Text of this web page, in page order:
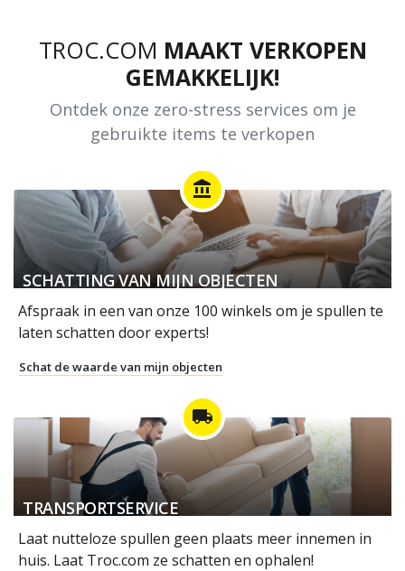
TROC.COM MAAKT VERKOPEN
GEMAKKELIJK!
Ontdek onze zero-stress services om je
gebruikte items te verkopen
account_balance
SCHATTING VAN MIJN OBJECTEN
Afspraak in een van onze 100 winkels om je spullen te
laten schatten door experts!
Schat de waarde van mijn objecten
local_shipping
TRANSPORTSERVICE
Laat nutteloze spullen geen plaats meer innemen in
huis. Laat Troc.com ze schatten en ophalen!